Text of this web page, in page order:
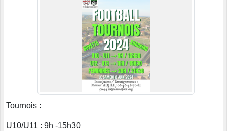
Tournois :
U10/U11 : 9h -15h30